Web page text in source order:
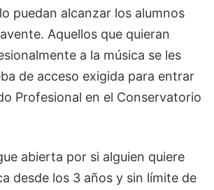
puedan alcanzar los alumnos
Aquellos que quieran
a la música se les
de acceso exigida para entrar
Profesional en el Conservatorio
abierta por si alguien quiere
desde los 3 años y sin límite de